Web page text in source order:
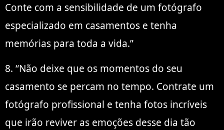
Conte com a sensibilidade de um fotógrafo
especializado em casamentos e tenha
memórias para toda a vida.”
8. “Não deixe que os momentos do seu
casamento se percam no tempo. Contrate um
fotógrafo profissional e tenha fotos incríveis
que irão reviver as emoções desse dia tão